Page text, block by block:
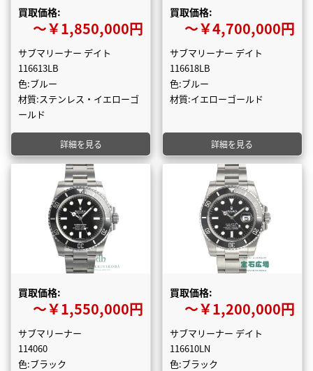
買取価格:
〜￥1,850,000円
サブマリーナー デイト
116613LB
色:ブルー
材質:ステンレス・イエローゴ
ールド
詳細を見る
買取価格:
〜￥4,700,000円
サブマリーナー デイト
116618LB
色:ブルー
材質:イエローゴールド
詳細を見る
買取価格:
〜￥1,550,000円
サブマリーナー
114060
色:ブラック
買取価格:
〜￥1,200,000円
サブマリーナー デイト
116610LN
色:ブラック